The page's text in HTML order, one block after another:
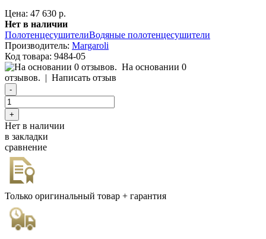
Цена: 47 630 р.
Нет в наличии
ПолотенцесушителиВодяные полотенцесушители
Производитель: Margaroli
Код товара: 9484-05
На основании 0
отзывов. | Написать отзыв
Нет в наличии
в закладки
сравнение
Только оригинальный товар + гарантия